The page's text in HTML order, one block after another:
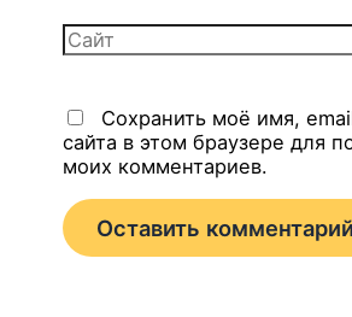
Сайт
Сохранить моё имя,
сайта в этом браузере для
моих комментариев.